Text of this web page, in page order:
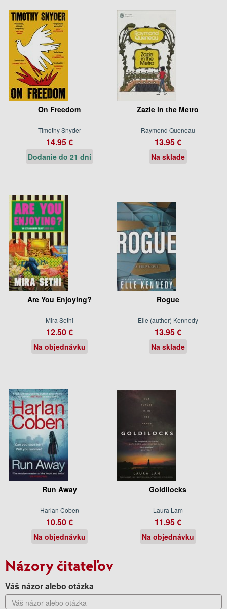
On Freedom
Timothy Snyder
14.95 €
Dodanie do 21 dní
Zazie in the Metro
Raymond Queneau
13.95 €
Na sklade
Are You Enjoying?
Mira Sethi
12.50 €
Na objednávku
Rogue
Elle (author) Kennedy
13.95 €
Na sklade
Run Away
Harlan Coben
10.50 €
Na objednávku
Goldilocks
Laura Lam
11.95 €
Na objednávku
Názory čitateľov
Váš názor alebo otázka